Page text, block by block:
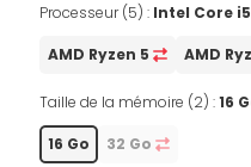
Processeur (5) : Intel Core i5
AMD Ryzen 5 AMD
Taille de la mémoire (2) :16
16 Go 32 Go